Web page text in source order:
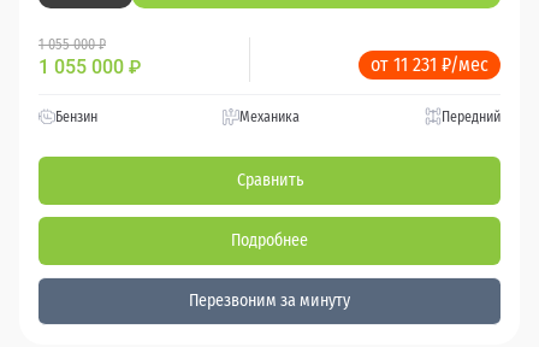
1 055 000 ₽
1 055 000 ₽ от 11 231 ₽/мес
Бензин Механика Передний
Сравнить
Подробнее
Перезвоним за минуту